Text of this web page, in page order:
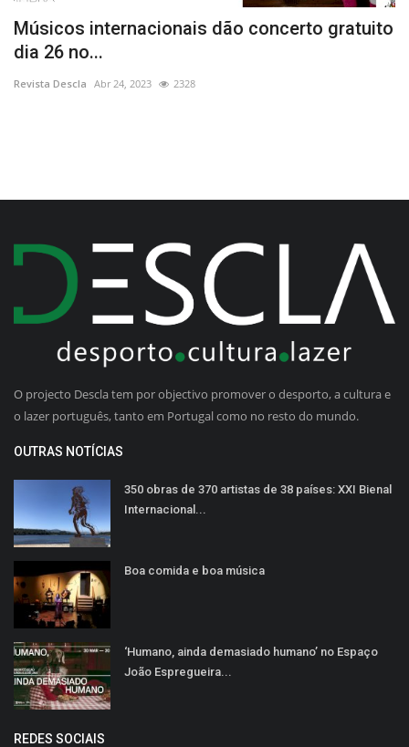
Músicos internacionais dão concerto gratuito
dia 26 no...
Revista Descla Abr 24, 2023 2328
O projecto Descla tem por objectivo promover o desporto, a cultura e
o lazer português, tanto em Portugal como no resto do mundo.
OUTRAS NOTÍCIAS
350 obras de 370 artistas de 38 países: XXI Bienal
Internacional...
Boa comida e boa música
‘Humano, ainda demasiado humano’ no Espaço
João Espregueira...
REDES SOCIAIS